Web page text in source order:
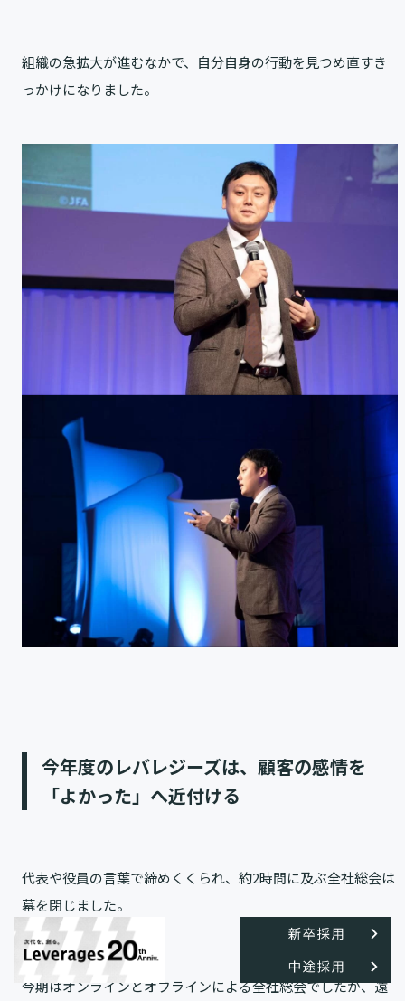
組織の急拡大が進むなかで、自分自身の行動を見つめ直すき
っかけになりました。
今年度のレバレジーズは、顧客の感情を
「よかった」へ近付ける
代表や役員の言葉で締めくくられ、約2時間に及ぶ全社総会は
幕を閉じました。
今期はオンラインとオフラインによる全社総会でしたが、遠